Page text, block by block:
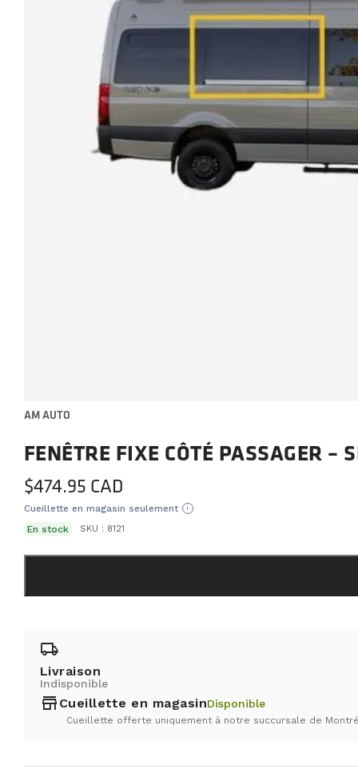
AM AUTO
FENÊTRE FIXE CÔTÉ PASSAGER –
$474.95
Cueillette en magasin seulement i
En stock SKU : 8121
local_shipping
Livraison
Indisponible
store Cueillette en magasinDisponible
Cueillette offerte uniquement à notre succursale de